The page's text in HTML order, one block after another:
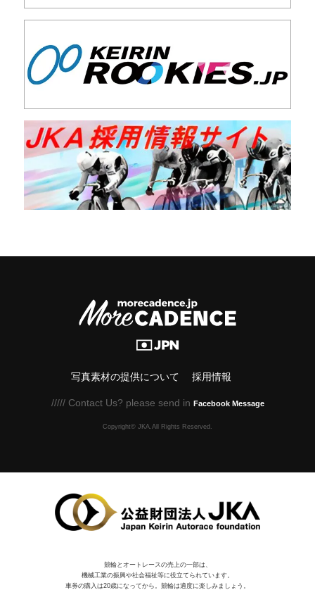
写真素材の提供について 採用情報
///// Contact Us? please send in Facebook Message
Copyright© JKA.All Rights Reserved.
競輪とオートレースの売上の一部は、
機械⼯業の振興や社会福祉等に役⽴てられています。
車券の購入は20歳になってから。競輪は適度に楽しみましょう。